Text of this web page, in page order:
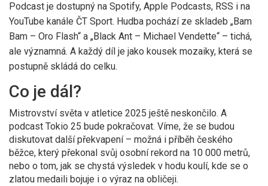
Podcast je dostupný na Spotify, Apple Podcasts, RSS i na
YouTube kanále ČT Sport. Hudba pochází ze skladeb „Bam
Bam – Oro Flash“ a „Black Ant – Michael Vendette“ – tichá,
ale významná. A každý díl je jako kousek mozaiky, která se
postupně skládá do celku.
Co je dál?
Mistrovství světa v atletice 2025 ještě neskončilo. A
podcast Tokio 25 bude pokračovat. Víme, že se budou
diskutovat další překvapení – možná i příběh českého
běžce, který překonal svůj osobní rekord na 10 000 metrů,
nebo o tom, jak se chystá výsledek v hodu koulí, kde se o
zlatou medaili bojuje i o výraz na obličeji.